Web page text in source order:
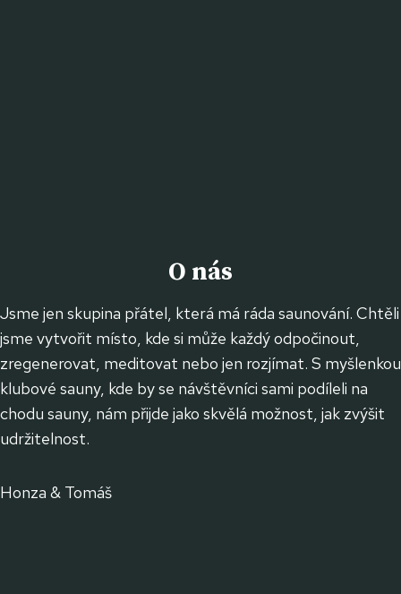
O nás
Jsme jen skupina přátel, která má ráda saunování. Chtěli
jsme vytvořit místo, kde si může každý odpočinout,
zregenerovat, meditovat nebo jen rozjímat. S myšlenkou
klubové sauny, kde by se návštěvníci sami podíleli na
chodu sauny, nám přijde jako skvělá možnost, jak zvýšit
udržitelnost.
Honza & Tomáš